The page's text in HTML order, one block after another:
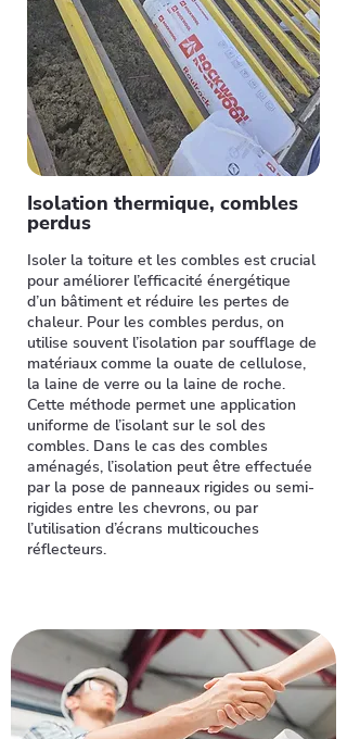
Isolation thermique, combles
perdus
Isoler la toiture et les combles est crucial
pour améliorer l’efficacité énergétique
d’un bâtiment et réduire les pertes de
chaleur. Pour les combles perdus, on
utilise souvent l’isolation par soufflage de
matériaux comme la ouate de cellulose,
la laine de verre ou la laine de roche.
Cette méthode permet une application
uniforme de l’isolant sur le sol des
combles. Dans le cas des combles
aménagés, l’isolation peut être effectuée
par la pose de panneaux rigides ou semi-
rigides entre les chevrons, ou par
l’utilisation d’écrans multicouches
réflecteurs.